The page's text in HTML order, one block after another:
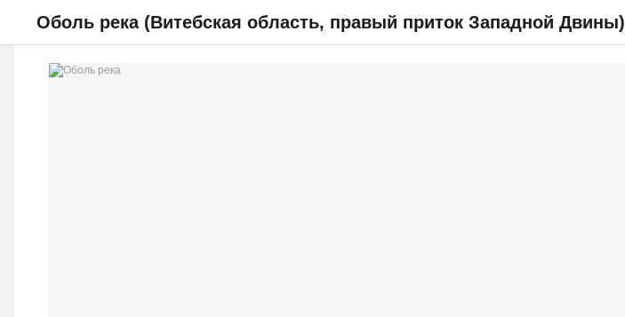
НОВОСТИ СПРАВОЧНИК ВОПРОС & ОТВЕТ
Оболь река (Витебская область, правый приток Западной Двины)